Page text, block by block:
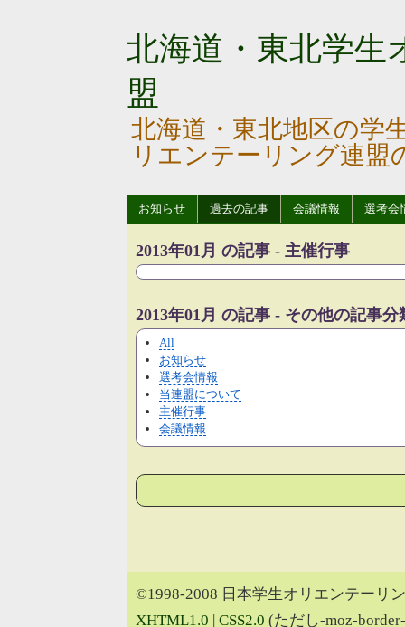
北海道・東北学生
盟
北海道・東北地区の学
リエンテーリング連盟
お知らせ 過去の記事 会議情報 選考会
2013年01月 の記事 - 主催行事
2013年01月 の記事 - その他の記事分
All
お知らせ
選考会情報
当連盟について
主催行事
会議情報
©1998-2008 日本学生オリエンテーリ
XHTML1.0 | CSS2.0 (ただし-moz-